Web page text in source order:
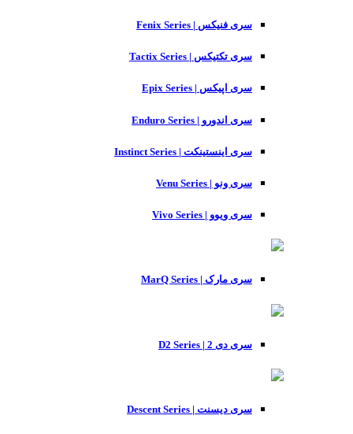
سری فنیکس | Fenix Series
سری تکتیکس | Tactix Series
سری اپیکس | Epix Series
سری اندورو | Enduro Series
سری اینستینکت | Instinct Series
سری ونو | Venu Series
سری ویوو | Vivo Series
سری مارک | MarQ Series
سری دی 2 | D2 Series
سری دیسنت | Descent Series